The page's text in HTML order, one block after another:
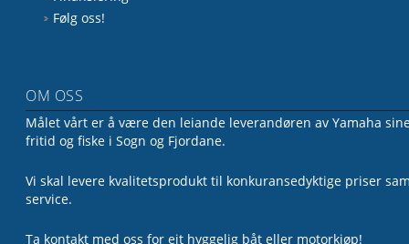
Følg oss!
OM OSS
Målet vårt er å være den leiande leverandøren av Yamaha
fritid og fiske i Sogn og Fjordane.
Vi skal levere kvalitetsprodukt til konkuransedyktige priser
service.
Ta kontakt med oss for eit hyggelig båt eller motorkjøp!